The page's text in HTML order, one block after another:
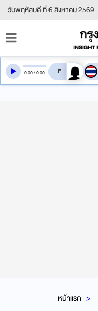
วันพฤหัสบดี ที่ 6 สิงหาคม 2569
หน้าแรก
0:00/0:00 สลับเสียงอ่าน